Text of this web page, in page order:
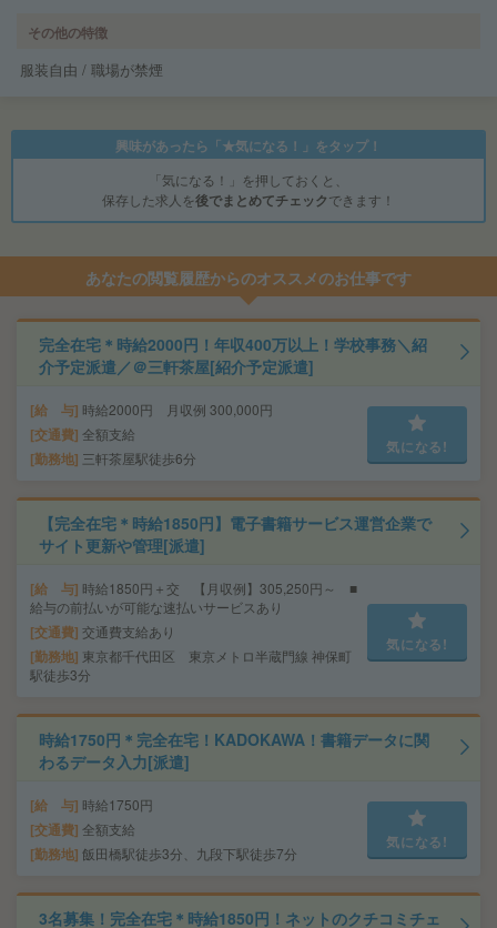
その他の特徴
服装自由 / 職場が禁煙
興味があったら「★気になる！」をタップ！
「気になる！」を押しておくと、
保存した求人を後でまとめてチェックできます！
あなたの閲覧履歴からのオススメのお仕事です
完全在宅＊時給2000円！年収400万以上！学校事務＼紹
介予定派遣／＠三軒茶屋[紹介予定派遣]
給 与 時給2000円 月収例 300,000円
交通費 全額支給
勤務地 三軒茶屋駅徒歩6分
気になる!
【完全在宅＊時給1850円】電子書籍サービス運営企業で
サイト更新や管理[派遣]
給 与 時給1850円＋交 【月収例】305,250円～ ■
給与の前払いが可能な速払いサービスあり
交通費 交通費支給あり
勤務地 東京都千代田区 東京メトロ半蔵門線 神保町
駅徒歩3分
気になる!
時給1750円＊完全在宅！KADOKAWA！書籍データに関
わるデータ入力[派遣]
給 与 時給1750円
交通費 全額支給
勤務地 飯田橋駅徒歩3分、九段下駅徒歩7分
気になる!
3名募集！完全在宅＊時給1850円！ネットのクチコミチェ